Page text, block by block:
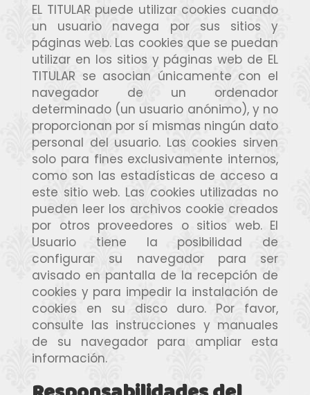
EL TITULAR puede utilizar cookies cuando
un usuario navega por sus sitios y
páginas web. Las cookies que se puedan
utilizar en los sitios y páginas web de EL
TITULAR se asocian únicamente con el
navegador de un ordenador
determinado (un usuario anónimo), y no
proporcionan por sí mismas ningún dato
personal del usuario. Las cookies sirven
solo para fines exclusivamente internos,
como son las estadísticas de acceso a
este sitio web. Las cookies utilizadas no
pueden leer los archivos cookie creados
por otros proveedores o sitios web. El
Usuario tiene la posibilidad de
configurar su navegador para ser
avisado en pantalla de la recepción de
cookies y para impedir la instalación de
cookies en su disco duro. Por favor,
consulte las instrucciones y manuales
de su navegador para ampliar esta
información.